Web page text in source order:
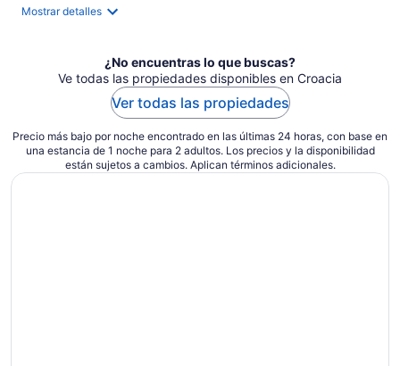
Mostrar detalles
¿No encuentras lo que buscas?
Ve todas las propiedades disponibles en Croacia
Ver todas las propiedades
Precio más bajo por noche encontrado en las últimas 24 horas, con base en
una estancia de 1 noche para 2 adultos. Los precios y la disponibilidad
están sujetos a cambios. Aplican términos adicionales.